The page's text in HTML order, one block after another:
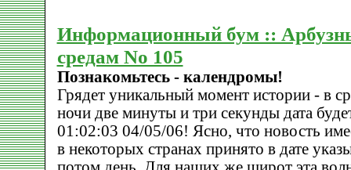
Информационный бум ::
средам No 105
Познакомьтесь - календромы!
Грядет уникальный момент истории - в
ночи две минуты и три секунды дата
01:02:03 04/05/06! Ясно, что новость
в некоторых странах принято в дате